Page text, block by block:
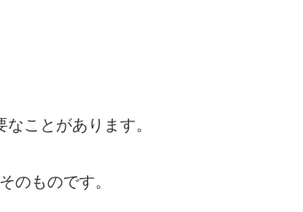
ことがあります。
のものです。